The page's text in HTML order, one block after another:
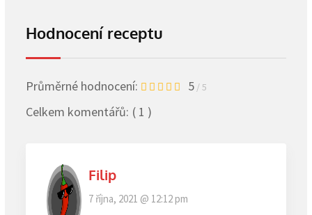
Hodnocení receptu
Průměrné hodnocení: 5 / 5
Celkem komentářů: ( 1 )
Filip
7 října, 2021 @ 12:12 pm